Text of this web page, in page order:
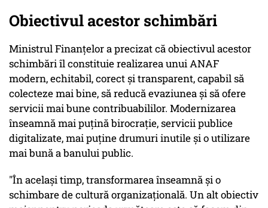
Obiectivul acestor schimbări
Ministrul Finanţelor a precizat că obiectivul acestor
schimbări îl constituie realizarea unui ANAF
modern, echitabil, corect şi transparent, capabil să
colecteze mai bine, să reducă evaziunea şi să ofere
servicii mai bune contribuabililor. Modernizarea
înseamnă mai puţină birocraţie, servicii publice
digitalizate, mai puţine drumuri inutile şi o utilizare
mai bună a banului public.
"În acelaşi timp, transformarea înseamnă şi o
schimbare de cultură organizaţională. Un alt obiectiv